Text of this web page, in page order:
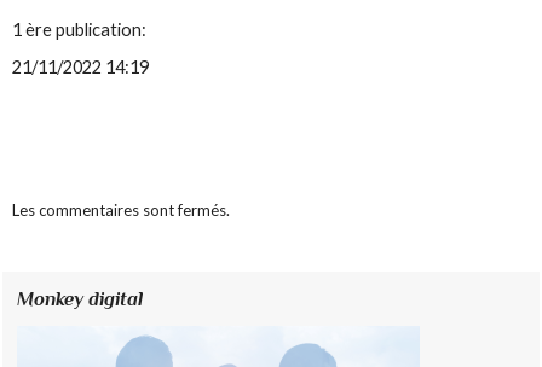
1 ère publication:
21/11/2022 14:19
Les commentaires sont fermés.
Monkey digital